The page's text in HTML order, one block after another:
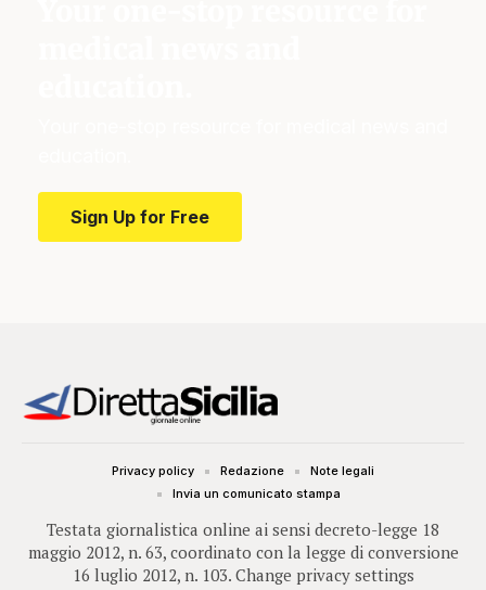
Sign Up for Free
Testata giornalistica online ai sensi decreto-legge 18
maggio 2012, n. 63, coordinato con la legge di conversione
16 luglio 2012, n. 103. Change privacy settings
Privacy policy Redazione
Note legali
Invia un comunicato stampa